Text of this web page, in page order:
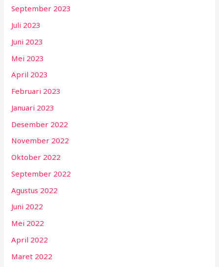
September 2023
Juli 2023
Juni 2023
Mei 2023
April 2023
Februari 2023
Januari 2023
Desember 2022
November 2022
Oktober 2022
September 2022
Agustus 2022
Juni 2022
Mei 2022
April 2022
Maret 2022